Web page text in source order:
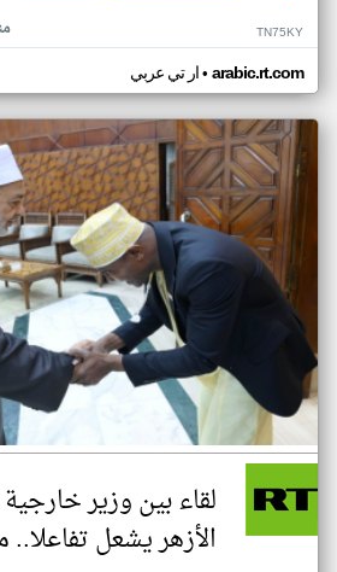
TN75KY
ار تي عربي• arabic.rt.com
لقاء بين وزير
الأزهر يشعل